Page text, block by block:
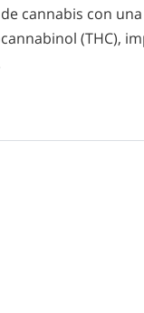
cannabis con una
(THC),